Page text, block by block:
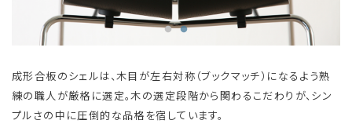
成形合板のシェルは、木目が左右対称（ブックマッチ）になるよう熟
練の職人が厳格に選定。木の選定段階から関わるこだわりが、シン
プルさの中に圧倒的な品格を宿しています。